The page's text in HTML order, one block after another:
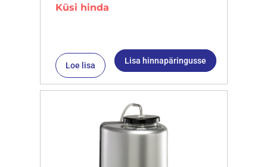
Küsi hinda
Loe lisa Lisa hinnapäringusse